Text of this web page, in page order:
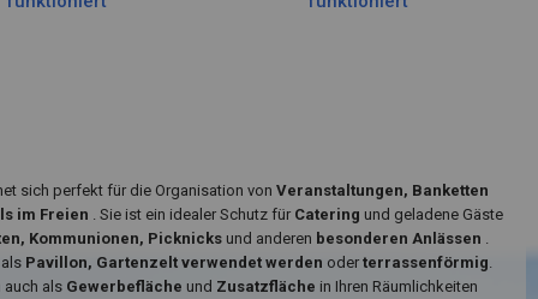
sich perfekt für die Organisation von Veranstaltungen, Banketten
im Freien
. Sie ist ein idealer Schutz für Catering und geladene Gäste
Kommunionen, Picknicks und anderen besonderen Anlässen
Pavillon, Gartenzelt verwendet werden oder terrassenförmig
auch als Gewerbefläche und Zusatzfläche in Ihren Räumlichkeiten